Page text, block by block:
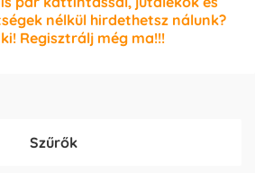
nélkül hirdethetsz nálunk?
Regisztrálj még ma!!!
Szűrők